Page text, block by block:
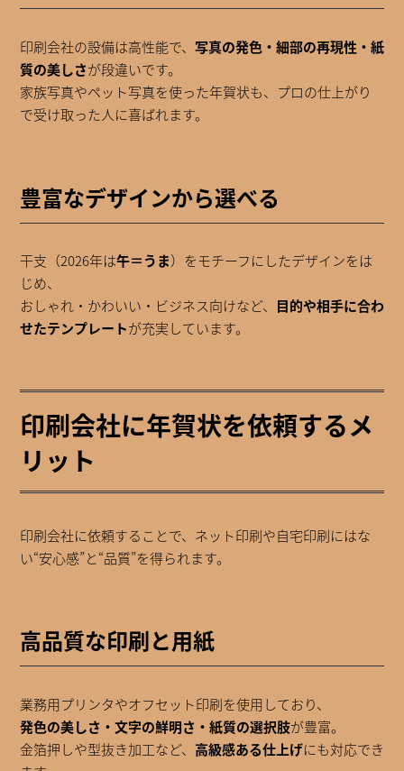
印刷会社の設備は高性能で、 写真の発色・細部の再現性・紙
質の美しさが段違いです。
家族写真やペット写真を使った年賀状も、プロの仕上がり
で受け取った人に喜ばれます。
豊富なデザインから選べる
干支（2026年は午＝うま）をモチーフにしたデザインをは
じめ、
おしゃれ・かわいい・ビジネス向けなど、 目的や相手に合わ
せたテンプレートが充実しています。
印刷会社に年賀状を依頼するメ
リット
印刷会社に依頼することで、ネット印刷や自宅印刷にはな
い“安心感”と“品質”を得られます。
高品質な印刷と用紙
業務用プリンタやオフセット印刷を使用しており、
発色の美しさ・文字の鮮明さ・紙質の選択肢が豊富。
金箔押しや型抜き加工など、 高級感ある仕上げにも対応でき